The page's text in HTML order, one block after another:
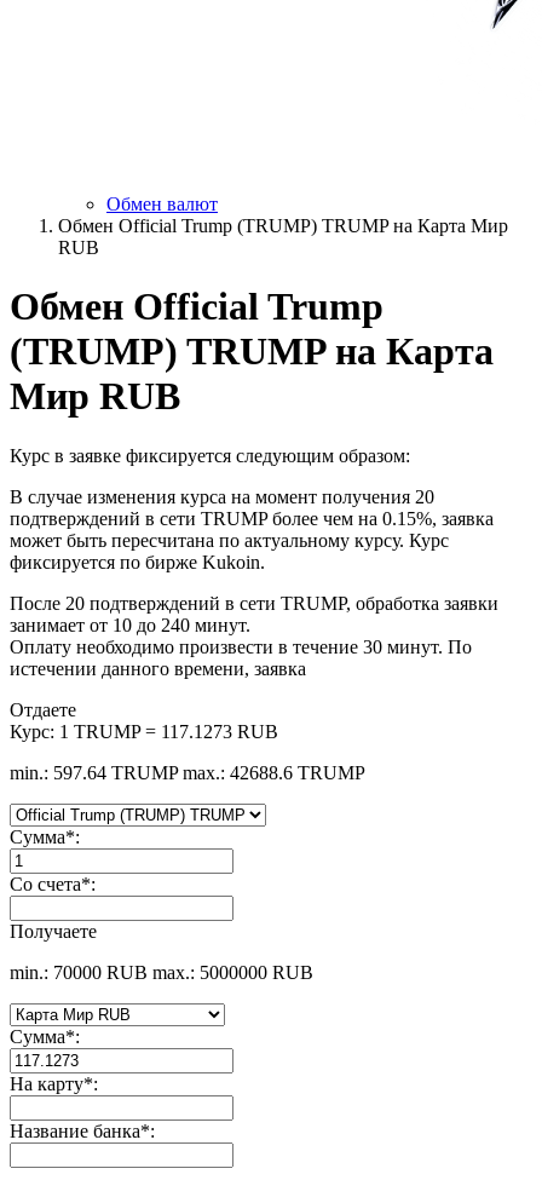
Обмен валют
Обмен Official Trump (TRUMP) TRUMP на Карта Мир
RUB
Обмен Official Trump
(TRUMP) TRUMP на Карта
Мир RUB
Курс в заявке фиксируется следующим образом:
В случае изменения курса на момент получения 20
подтверждений в сети TRUMP более чем на 0.15%, заявка
может быть пересчитана по актуальному курсу. Курс
фиксируется по бирже Kukoin.
После 20 подтверждений в сети TRUMP, обработка заявки
занимает от 10 до 240 минут.
Оплату необходимо произвести в течение 30 минут. По
истечении данного времени, заявка
Отдаете
Курс: 1 TRUMP = 117.1273 RUB
min.: 597.64 TRUMP max.: 42688.6 TRUMP
Сумма*:
Со счета*:
Получаете
min.: 70000 RUB max.: 5000000 RUB
Сумма*:
На карту*:
Название банка*: